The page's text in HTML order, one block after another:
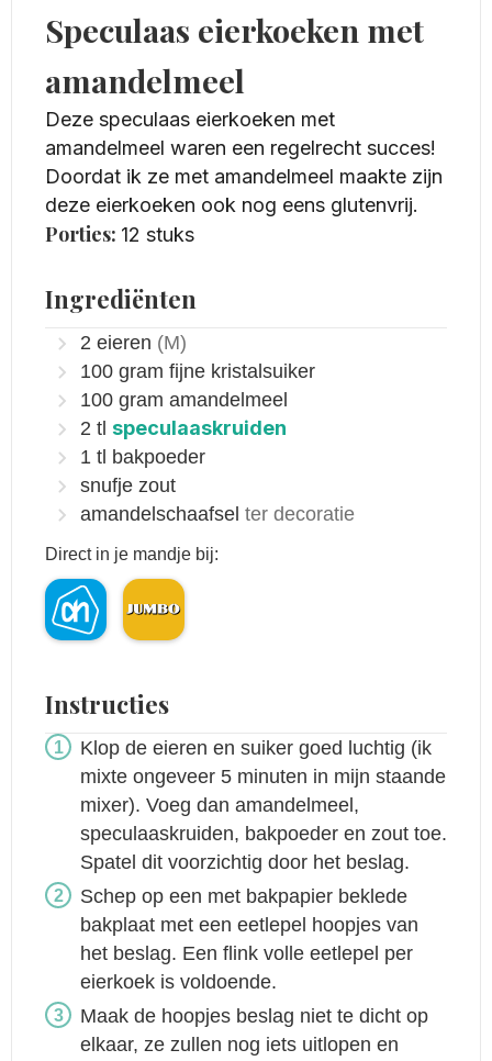
Speculaas eierkoeken met
amandelmeel
Deze speculaas eierkoeken met
amandelmeel waren een regelrecht succes!
Doordat ik ze met amandelmeel maakte zijn
deze eierkoeken ook nog eens glutenvrij.
Porties: 12 stuks
Ingrediënten
2 eieren (M)
100 gram fijne kristalsuiker
100 gram amandelmeel
2 tl speculaaskruiden
1 tl bakpoeder
snufje zout
amandelschaafsel ter decoratie
Direct in je mandje bij:
Instructies
Klop de eieren en suiker goed luchtig (ik
mixte ongeveer 5 minuten in mijn staande
mixer). Voeg dan amandelmeel,
speculaaskruiden, bakpoeder en zout toe.
Spatel dit voorzichtig door het beslag.
Schep op een met bakpapier beklede
bakplaat met een eetlepel hoopjes van
het beslag. Een flink volle eetlepel per
eierkoek is voldoende.
Maak de hoopjes beslag niet te dicht op
elkaar, ze zullen nog iets uitlopen en